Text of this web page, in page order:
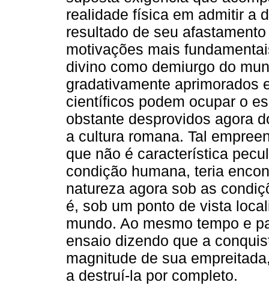
realidade física em admitir a
resultado de seu
motivações mais
divino como demiurgo do
gradativamente aprimorados
científicos podem ocupar o
obstante desprovidos agora
a cultura romana. Tal
que não é característica
condição humana, teria
natureza agora sob as
é, sob um ponto de vista
mundo. Ao mesmo tempo e
ensaio dizendo que a
magnitude de sua
a destruí-la por completo.